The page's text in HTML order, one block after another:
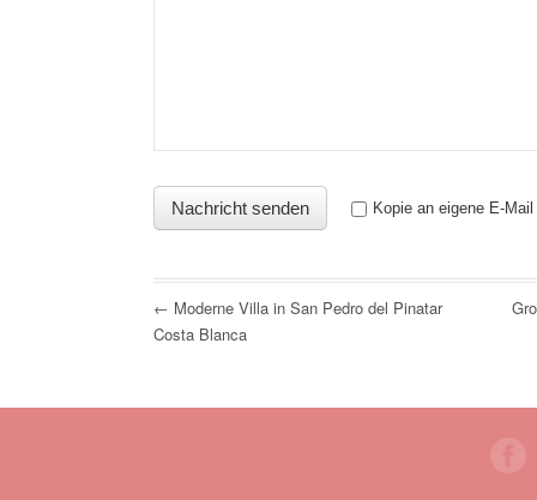
Kopie an eigene E-Mail
← Moderne Villa in San Pedro del Pinatar
Costa Blanca